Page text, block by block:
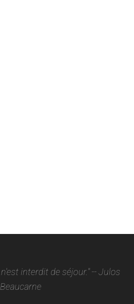
interdit de séjour." -- Julos
Beaucarne